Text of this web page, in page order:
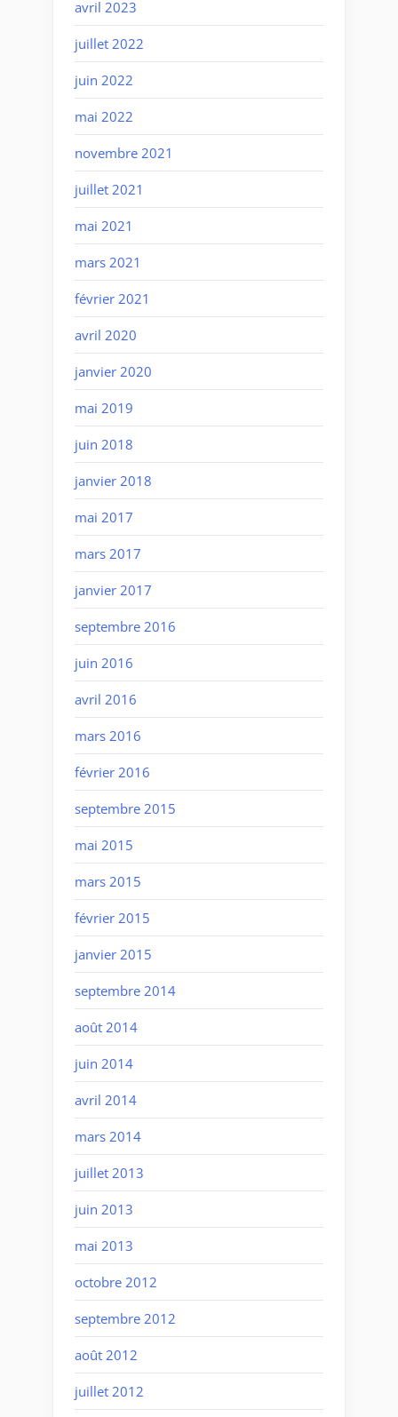
avril 2023
juillet 2022
juin 2022
mai 2022
novembre 2021
juillet 2021
mai 2021
mars 2021
février 2021
avril 2020
janvier 2020
mai 2019
juin 2018
janvier 2018
mai 2017
mars 2017
janvier 2017
septembre 2016
juin 2016
avril 2016
mars 2016
février 2016
septembre 2015
mai 2015
mars 2015
février 2015
janvier 2015
septembre 2014
août 2014
juin 2014
avril 2014
mars 2014
juillet 2013
juin 2013
mai 2013
octobre 2012
septembre 2012
août 2012
juillet 2012